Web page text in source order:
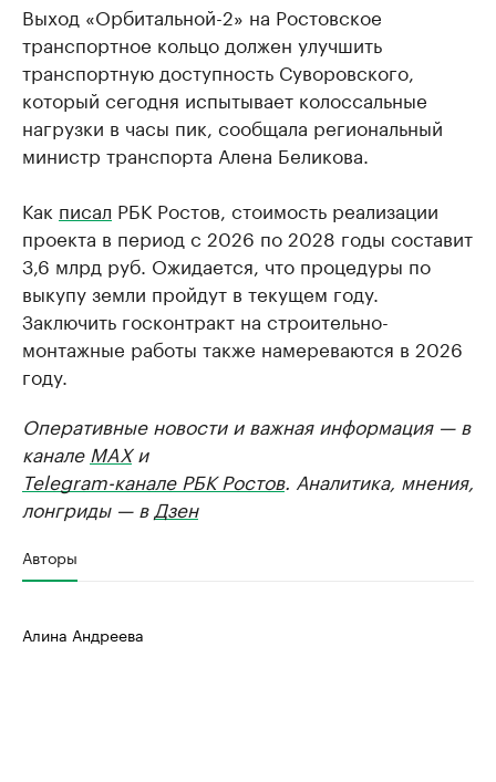
Выход «Орбитальной-2» на Ростовское
транспортное кольцо должен улучшить
транспортную доступность Суворовского,
который сегодня испытывает колоссальные
нагрузки в часы пик, сообщала региональный
министр транспорта Алена Беликова.
Как писал РБК Ростов, стоимость реализации
проекта в период с 2026 по 2028 годы составит
3,6 млрд руб. Ожидается, что процедуры по
выкупу земли пройдут в текущем году.
Заключить госконтракт на строительно-
монтажные работы также намереваются в 2026
году.
Оперативные новости и важная информация — в
канале MAXи
Telegram-канале РБК Ростов. Аналитика, мнения,
лонгриды — в Дзен
Авторы
Алина Андреева